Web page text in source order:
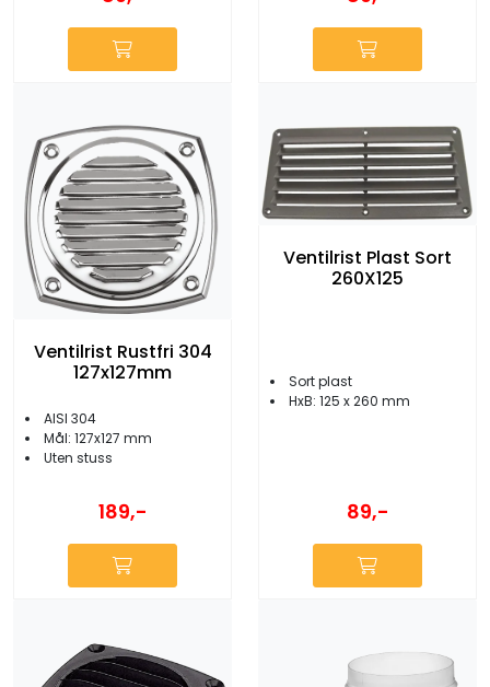
Ventilrist Rustfri 304
127x127mm
AISI 304
Mål: 127x127 mm
Uten stuss
189,-
Ventilrist Plast Sort
260X125
Sort plast
HxB: 125 x 260 mm
89,-